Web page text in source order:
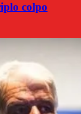
colpo